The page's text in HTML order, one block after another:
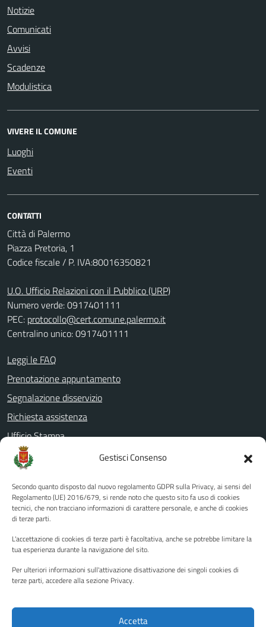
Gestisci Consenso
Secondo quanto disposto dal nuovo regolamento GDPR sulla Privacy, ai sensi del
Regolamento (UE) 2016/679, si rende noto che questo sito fa uso di cookies
tecnici, che non tracciano informazioni di carattere personale, e anche di cookies
di terze parti.
L'accettazione di cookies di terze parti è facoltativa, anche se potrebbe limitare la
tua esperienza durante la navigazione del sito.
Per ulteriori informazioni sull'attivazione disattivazione dei singoli cookies di
terze parti, accedere alla sezione Privacy.
Accetta
Notizie
Comunicati
Avvisi
Scadenze
Modulistica
VIVERE IL COMUNE
Luoghi
Eventi
CONTATTI
Città di Palermo
Piazza Pretoria, 1
Codice fiscale / P. IVA:80016350821
U.O. Ufficio Relazioni con il Pubblico (URP)
Numero verde: 0917401111
PEC: protocollo@cert.comune.palermo.it
Centralino unico: 0917401111
Leggi le FAQ
Prenotazione appuntamento
Segnalazione disservizio
Richiesta assistenza
Ufficio Stampa
Amministrazione Trasparente
Albo pretorio
Informativa privacy
Note legali
Piano di miglioramento del sito
Instagram